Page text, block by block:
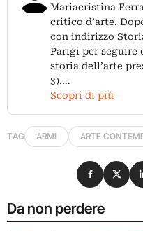
Mariacristina
critico d’arte.
con indirizzo
Parigi per
storia dell’arte
3).…
Scopri di più
TAG ARMI ARTE
Da non perdere
Condividi